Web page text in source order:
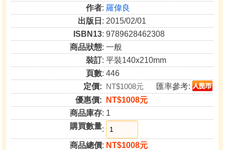
作者:羅偉良
出版日 : 2015/02/01
ISBN13: 9789628462308
商品狀態: 一般
裝訂: 平裝140x210mm
頁數: 446
定價: NT$1008元
匯率參考:
優惠價:
NT$1008元
商品庫存: 1
購買數量:
商品總價: NT$1008元